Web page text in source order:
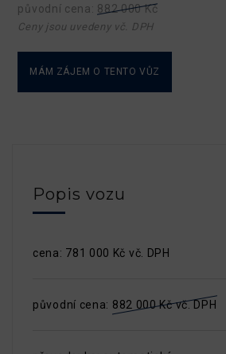
původní cena: 882 000 Kč
Ceny jsou uvedeny vč. DPH
MÁM ZÁJEM O TENTO VŮZ
Popis vozu
cena: 781 000 Kč vč. DPH
původní cena: 882 000 Kč vč. DPH